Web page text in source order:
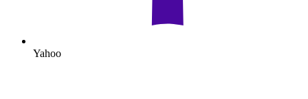
Yahoo